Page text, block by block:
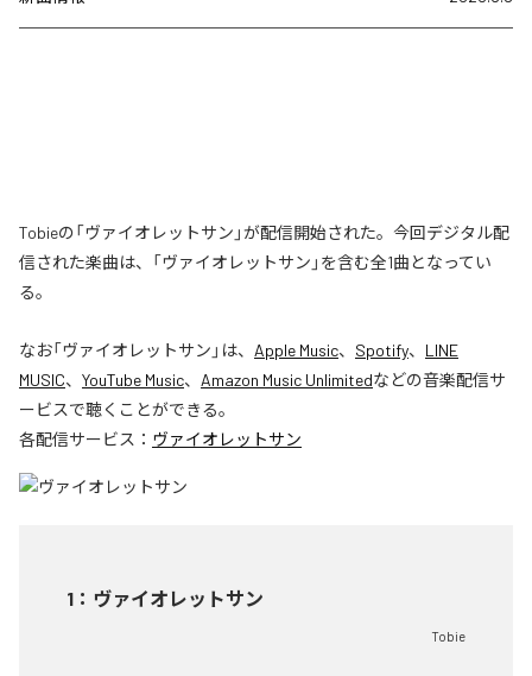
Tobieの「ヴァイオレットサン」が配信開始された。今回デジタル配
信された楽曲は、「ヴァイオレットサン」を含む全1曲となってい
る。
なお「ヴァイオレットサン 」は、 Apple Music、 Spotify、 LINE
MUSIC、 YouTube Music、 Amazon Music Unlimitedなどの音楽配信サ
ービスで聴くことができる。
各配信サービス： ヴァイオレットサン
1 ： ヴァイオレットサン
Tobie